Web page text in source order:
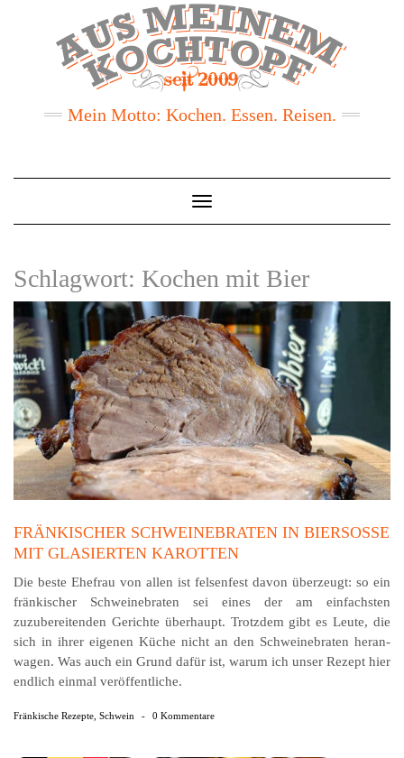
Mein Motto: Kochen. Essen. Reisen.
Toggle
Navigation
Schlagwort: Kochen mit Bier
FRÄNKISCHER SCHWEINEBRATEN IN BIERSOSSE M
IT GLASIERTEN KAROTTEN
Die beste Ehefrau von allen ist felsenfest davon über­zeugt: so ein
fränkischer Schweinebraten sei eines der am einfachsten
zuzubereitenden Gerichte über­haupt. Trotzdem gibt es Leute, die
sich in ihrer eigenen Küche nicht an den Schweinebraten heran­
wagen. Was auch ein Grund dafür ist, warum ich unser Rezept hier
endlich einmal veröffentliche.
Fränkische Rezepte Schwein - 0 Kommentare